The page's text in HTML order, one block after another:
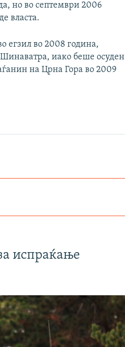
но во септември 2006
власта.
егзил во 2008 година,
Шинаватра, иако беше осуден
на Црна Гора во 2009
испраќање